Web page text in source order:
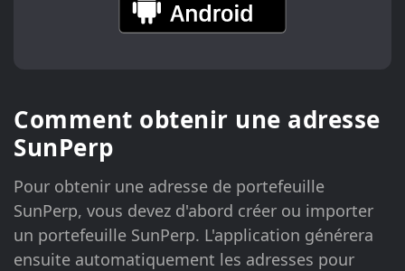
Comment obtenir une adresse
SunPerp
Pour obtenir une adresse de portefeuille
SunPerp, vous devez d'abord créer ou importer
un portefeuille SunPerp. L'application générera
ensuite automatiquement les adresses pour